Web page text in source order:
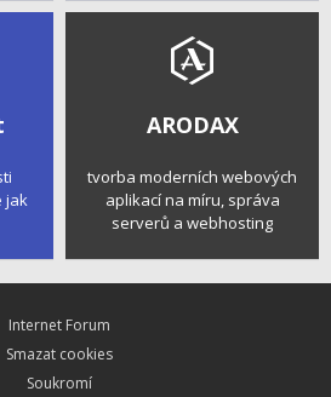
jak
ARODAX
tvorba moderních webových
aplikací na míru, správa
serverů a webhosting
Internet Forum
Smazat cookies
Soukromí